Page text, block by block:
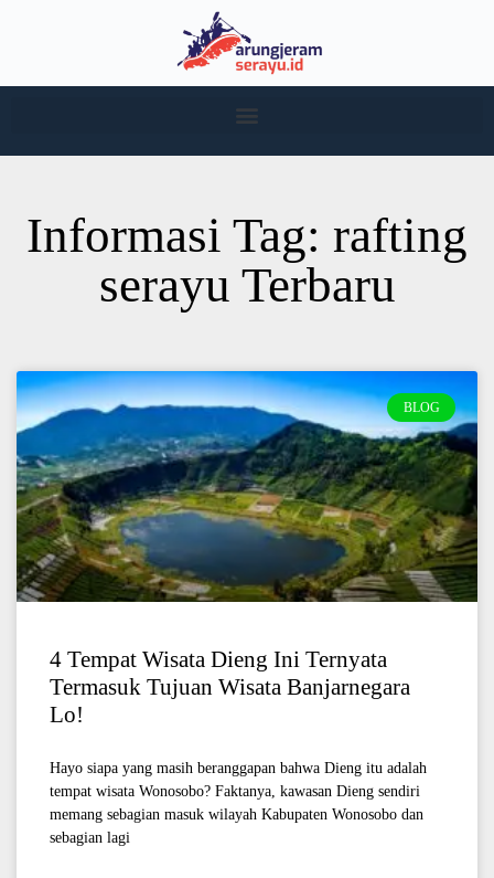
Informasi Tag: rafting
serayu Terbaru
BLOG
4 Tempat Wisata Dieng Ini Ternyata
Termasuk Tujuan Wisata Banjarnegara
Lo!
Hayo siapa yang masih beranggapan bahwa Dieng itu adalah
tempat wisata Wonosobo? Faktanya, kawasan Dieng sendiri
memang sebagian masuk wilayah Kabupaten Wonosobo dan
sebagian lagi